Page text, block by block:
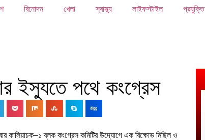
বিনোদন খেলা স্বাস্থ্য লাইফস্টাইল প্রযুক্তি
পথে কংগ্রেস
ব্লক কংগ্রেস কমিটির উদ্যোগে এক বিক্ষোভ মিছিল ও